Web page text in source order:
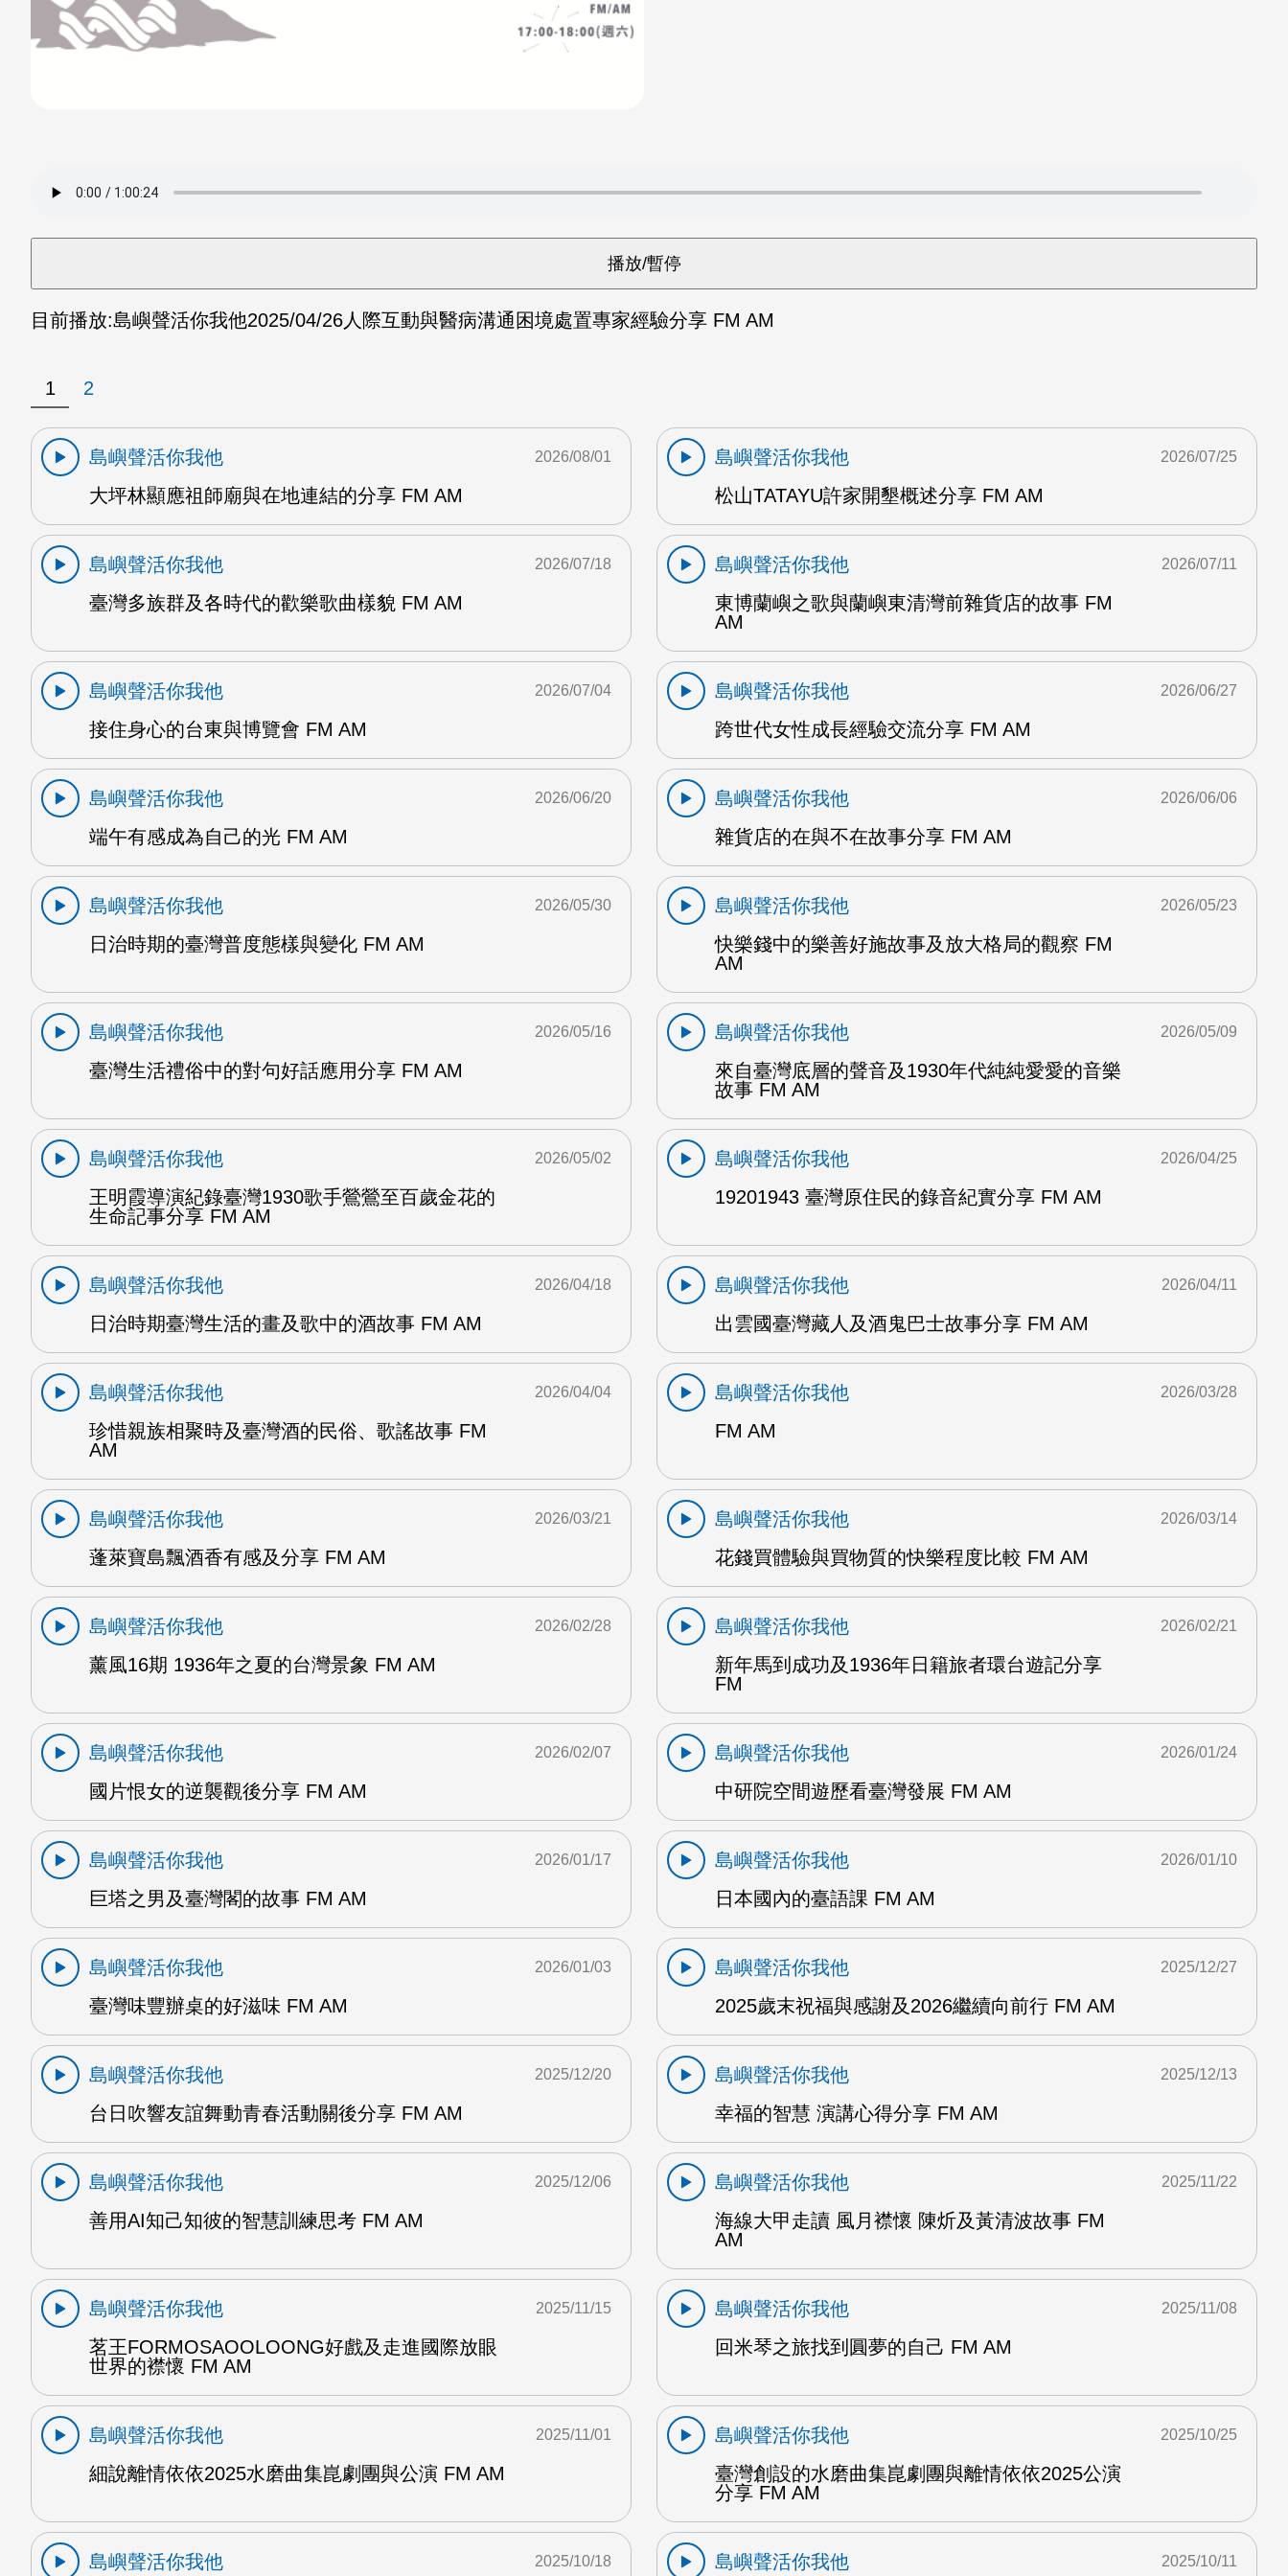
目前播放:島嶼聲活你我他2025/04/26人際互動與醫病溝通困境處置專家經驗分享 FM AM
1 2
島嶼聲活你我他
大坪林顯應祖師廟與在地連結的分享 FM AM
2026/08/01
島嶼聲活你我他
松山TATAYU許家開墾概述分享 FM AM
2026/07/25
島嶼聲活你我他
臺灣多族群及各時代的歡樂歌曲樣貌 FM AM
2026/07/18
島嶼聲活你我他
東博蘭嶼之歌與蘭嶼東清灣前雜貨店的故事 FM
AM
2026/07/11
島嶼聲活你我他
接住身心的台東與博覽會 FM AM
2026/07/04
島嶼聲活你我他
跨世代女性成長經驗交流分享 FM AM
2026/06/27
島嶼聲活你我他
端午有感成為自己的光 FM AM
2026/06/20
島嶼聲活你我他
雜貨店的在與不在故事分享 FM AM
2026/06/06
島嶼聲活你我他
日治時期的臺灣普度態樣與變化 FM AM
2026/05/30
島嶼聲活你我他
快樂錢中的樂善好施故事及放大格局的觀察 FM
AM
2026/05/23
島嶼聲活你我他
臺灣生活禮俗中的對句好話應用分享 FM AM
2026/05/16
島嶼聲活你我他
來自臺灣底層的聲音及1930年代純純愛愛的音樂
故事 FM AM
2026/05/09
島嶼聲活你我他
王明霞導演紀錄臺灣1930歌手鶯鶯至百歲金花的
生命記事分享 FM AM
2026/05/02
島嶼聲活你我他
19201943 臺灣原住民的錄音紀實分享 FM AM
2026/04/25
島嶼聲活你我他
日治時期臺灣生活的畫及歌中的酒故事 FM AM
2026/04/18
島嶼聲活你我他
出雲國臺灣藏人及酒鬼巴士故事分享 FM AM
2026/04/11
島嶼聲活你我他
珍惜親族相聚時及臺灣酒的民俗、歌謠故事 FM
AM
2026/04/04
島嶼聲活你我他
FM AM
2026/03/28
島嶼聲活你我他
蓬萊寶島飄酒香有感及分享 FM AM
2026/03/21
島嶼聲活你我他
花錢買體驗與買物質的快樂程度比較 FM AM
2026/03/14
島嶼聲活你我他
薰風16期 1936年之夏的台灣景象 FM AM
2026/02/28
島嶼聲活你我他
新年馬到成功及1936年日籍旅者環台遊記分享
FM
2026/02/21
島嶼聲活你我他
國片恨女的逆襲觀後分享 FM AM
2026/02/07
島嶼聲活你我他
中研院空間遊歷看臺灣發展 FM AM
2026/01/24
島嶼聲活你我他
巨塔之男及臺灣閣的故事 FM AM
2026/01/17
島嶼聲活你我他
日本國內的臺語課 FM AM
2026/01/10
島嶼聲活你我他
臺灣味豐辦桌的好滋味 FM AM
2026/01/03
島嶼聲活你我他
2025歲末祝福與感謝及2026繼續向前行 FM AM
2025/12/27
島嶼聲活你我他
台日吹響友誼舞動青春活動關後分享 FM AM
2025/12/20
島嶼聲活你我他
幸福的智慧 演講心得分享 FM AM
2025/12/13
島嶼聲活你我他
善用AI知己知彼的智慧訓練思考 FM AM
2025/12/06
島嶼聲活你我他
海線大甲走讀 風月襟懷 陳炘及黃清波故事 FM
AM
2025/11/22
島嶼聲活你我他
茗王FORMOSAOOLOONG好戲及走進國際放眼
世界的襟懷 FM AM
2025/11/15
島嶼聲活你我他
回米琴之旅找到圓夢的自己 FM AM
2025/11/08
島嶼聲活你我他
細說離情依依2025水磨曲集崑劇團與公演 FM AM
2025/11/01
島嶼聲活你我他
臺灣創設的水磨曲集崑劇團與離情依依2025公演
分享 FM AM
2025/10/25
島嶼聲活你我他 2025/10/18 島嶼聲活你我他 2025/10/11